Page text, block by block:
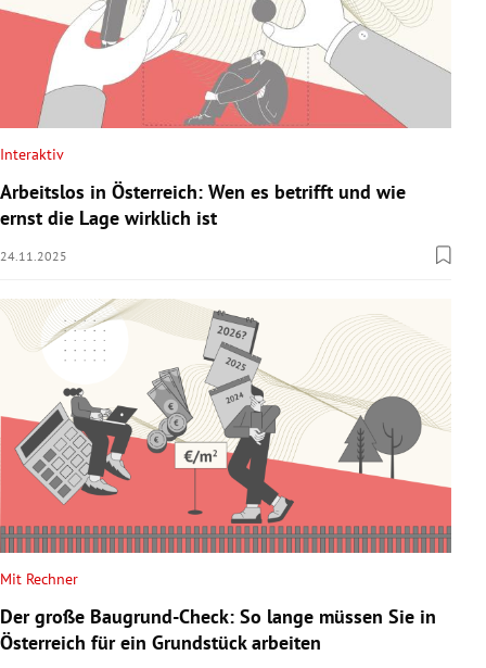
Interaktiv
Arbeitslos in Österreich: Wen es betrifft und wie
ernst die Lage wirklich ist
24.11.2025
Mit Rechner
Der große Baugrund-Check: So lange müssen Sie in
Österreich für ein Grundstück arbeiten